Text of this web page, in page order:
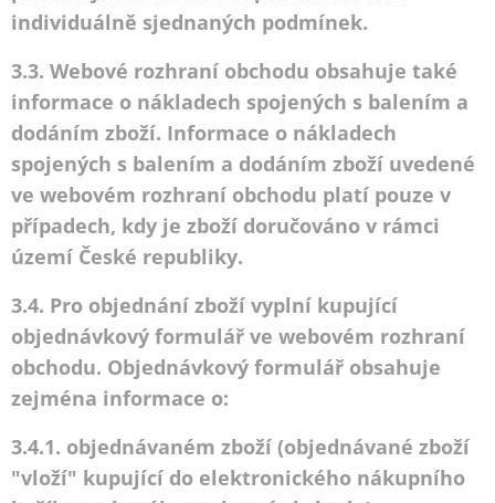
individuálně sjednaných podmínek.
3.3. Webové rozhraní obchodu obsahuje také
informace o nákladech spojených s balením a
dodáním zboží. Informace o nákladech
spojených s balením a dodáním zboží uvedené
ve webovém rozhraní obchodu platí pouze v
případech, kdy je zboží doručováno v rámci
území České republiky.
3.4. Pro objednání zboží vyplní kupující
objednávkový formulář ve webovém rozhraní
obchodu. Objednávkový formulář obsahuje
zejména informace o:
3.4.1. objednávaném zboží (objednávané zboží
"vloží" kupující do elektronického nákupního